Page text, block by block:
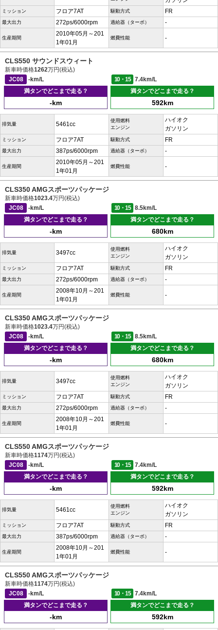
ミッション フロア7AT 駆動方式 FR
最大出力 272ps/6000rpm 過給器（ターボ） -
生産期間
2010年05月～201
1年01月
燃費性能 -
CLS550 サウンドスウィート
新車時価格1262万円(税込)
JC08
-km/L 10・15
7.4km/L
満タンでどこまで走る？
-km
満タンでどこまで走る？
592km
排気量 5461cc
使用燃料
エンジン
ハイオク
ガソリン
ミッション フロア7AT 駆動方式 FR
最大出力 387ps/6000rpm 過給器（ターボ） -
生産期間
2010年05月～201
1年01月
燃費性能 -
CLS350 AMGスポーツパッケージ
新車時価格1023.4万円(税込)
JC08
-km/L 10・15
8.5km/L
満タンでどこまで走る？
-km
満タンでどこまで走る？
680km
排気量 3497cc
使用燃料
エンジン
ハイオク
ガソリン
ミッション フロア7AT 駆動方式 FR
最大出力 272ps/6000rpm 過給器（ターボ） -
生産期間
2008年10月～201
1年01月
燃費性能 -
CLS350 AMGスポーツパッケージ
新車時価格1023.4万円(税込)
JC08
-km/L 10・15
8.5km/L
満タンでどこまで走る？
-km
満タンでどこまで走る？
680km
排気量 3497cc
使用燃料
エンジン
ハイオク
ガソリン
ミッション フロア7AT 駆動方式 FR
最大出力 272ps/6000rpm 過給器（ターボ） -
生産期間
2008年10月～201
1年01月
燃費性能 -
CLS550 AMGスポーツパッケージ
新車時価格1174万円(税込)
JC08
-km/L 10・15
7.4km/L
満タンでどこまで走る？
-km
満タンでどこまで走る？
592km
排気量 5461cc
使用燃料
エンジン
ハイオク
ガソリン
ミッション フロア7AT 駆動方式 FR
最大出力 387ps/6000rpm 過給器（ターボ） -
生産期間
2008年10月～201
1年01月
燃費性能 -
CLS550 AMGスポーツパッケージ
新車時価格1174万円(税込)
JC08
-km/L 10・15
7.4km/L
満タンでどこまで走る？
-km
満タンでどこまで走る？
592km